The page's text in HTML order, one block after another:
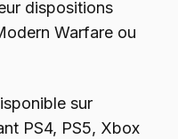
dispositions
Warfare ou
sur
PS4, PS5, Xbox